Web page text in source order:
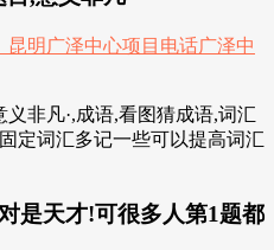
非凡·,成语,看图猜成语,词汇
定词汇多记一些可以提高词汇
是天才!可很多人第1题都